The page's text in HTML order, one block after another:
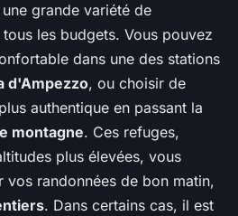
grande variété de
les budgets. Vous pouvez
dans une des stations
d'Ampezzo, ou choisir de
authentique en passant la
montagne. Ces refuges,
plus élevées, vous
vos randonnées de bon matin,
. Dans certains cas, il est